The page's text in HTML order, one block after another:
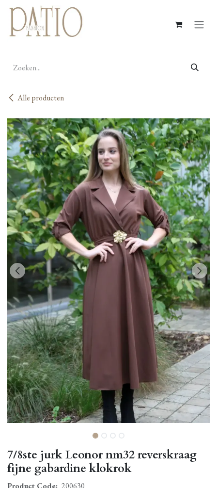
Overslaan naar inhoud
Alle producten
7/8ste jurk Leonor nm32 reverskraag
fijne gabardine klokrok
Product Code: 200630